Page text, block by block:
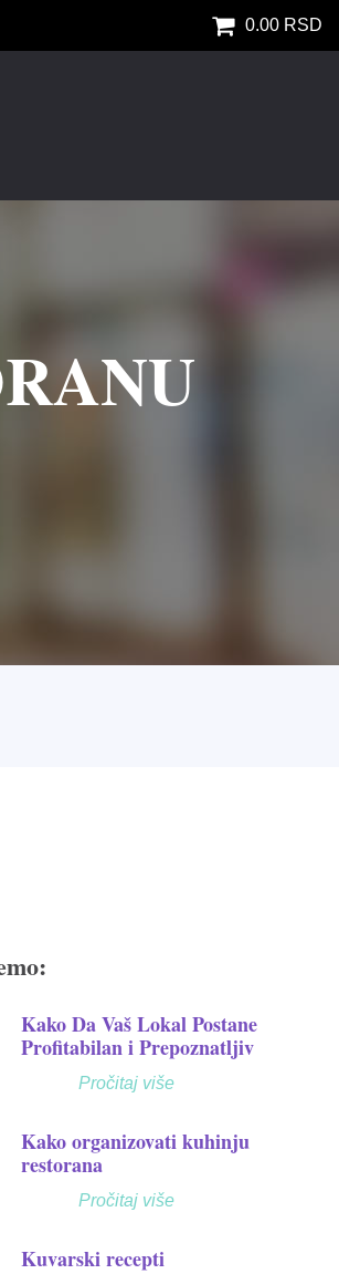
0.00 RSD
Kako Da Vaš Lokal Postane
Profitabilan i Prepoznatljiv
Pročitaj više
Kako organizovati kuhinju
restorana
Pročitaj više
Kuvarski recepti